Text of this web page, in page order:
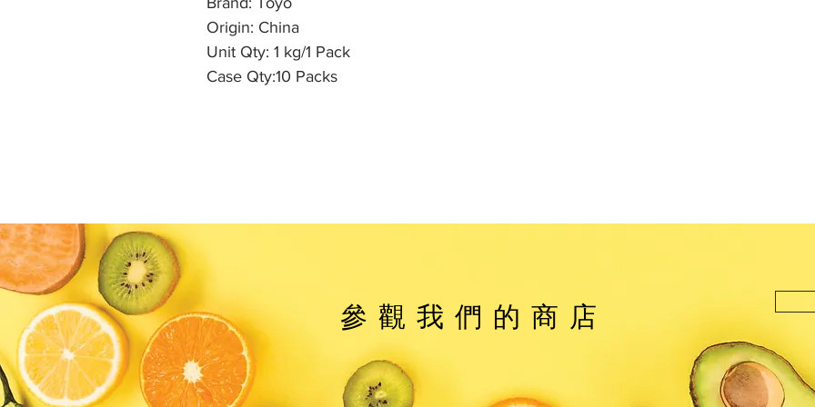
Origin: China
Unit Qty: 1 kg/1 Pack
Case Qty:10 Packs
參觀我們的商店